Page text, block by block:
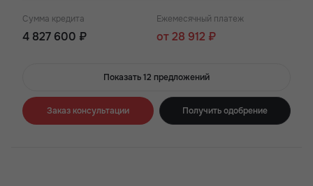
Сумма кредита
4 827 600 ₽
Ежемесячный платеж
от 28 912 ₽
Показать 12 предложений
Заказ консультации Получить одобрение